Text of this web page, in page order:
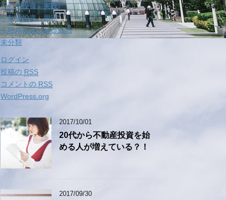
不動産投資 実践
不動産投資 用語
不動産投資の基礎知識
未分類
ログイン
投稿の RSS
コメントの RSS
WordPress.org
2017/10/01
20代から不動産投資を始
める人が増えている？！
2017/09/30